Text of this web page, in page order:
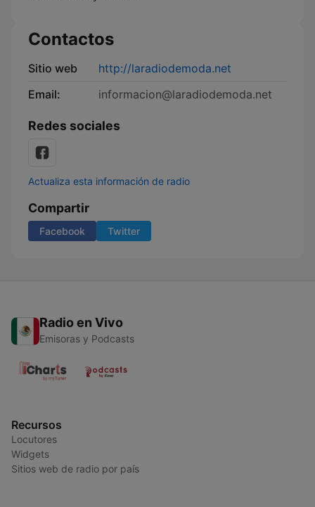
Contactos
Sitio web
http://laradiodemoda.net
Email:
informacion@laradiodemoda.net
Redes sociales
Actualiza esta información de radio
Compartir
Facebook Twitter
Radio en Vivo
Emisoras y Podcasts
Recursos
Locutores
Widgets
Sitios web de radio por país